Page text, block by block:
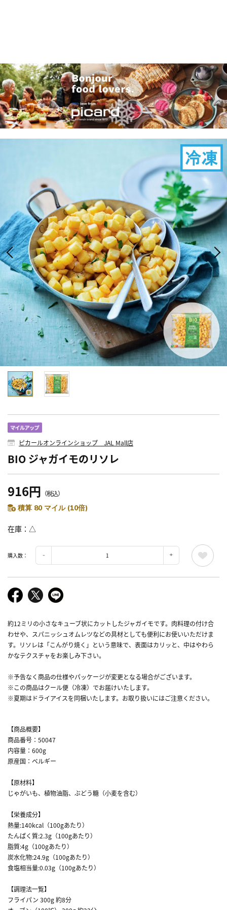
ピカールオンラインショップ JAL Mall店
BIO ジャガイモのリソレ
916円 （税込）
積算 80 マイル (10倍)
在庫 △
購入数：
約12ミリの小さなキューブ状にカットしたジャガイモです。肉料理の付け合
わせや、スパニッシュオムレツなどの具材としても便利にお使いいただけま
す。リソレは「こんがり焼く」という意味で、表面はカリッと、中はやわら
かなテクスチャをお楽しみ下さい。
※予告なく商品の仕様やパッケージが変更となる場合がございます。
※この商品はクール便（冷凍）でお届けいたします。
※夏期はドライアイスを同梱いたします。お取り扱いにはご注意ください。
【商品概要】
商品番号：50047
内容量：600g
原産国：ベルギー
【原材料】
じゃがいも、植物油脂、ぶどう糖（小麦を含む）
【栄養成分】
熱量:140kcal（100gあたり）
たんぱく質:2.3g（100gあたり）
脂質:4g（100gあたり）
炭水化物:24.9g（100gあたり）
食塩相当量:0.03g（100gあたり）
【調理法一覧】
フライパン 300g 約8分